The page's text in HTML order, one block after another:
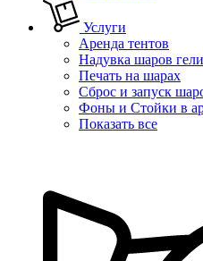
Услуги
Аренда тентов
Надувка шаров
Печать на шарах
Сброс и запуск
Фоны и Стойки в
Показать все